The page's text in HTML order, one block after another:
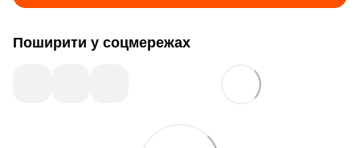
Поширити у соцмережах